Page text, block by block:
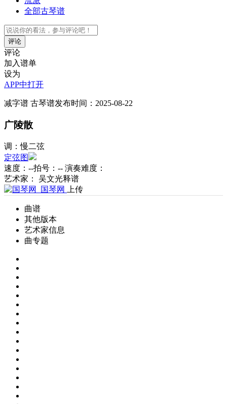
全部古琴谱
评论
评论
加入谱单
设为
APP中打开
减字谱 古琴谱发布时间：2025-08-22
广陵散
调：慢二弦
定弦图
速度：--拍号：-- 演奏难度：
艺术家： 吴文光释谱
国琴网
上传
曲谱
其他版本
艺术家信息
曲专题